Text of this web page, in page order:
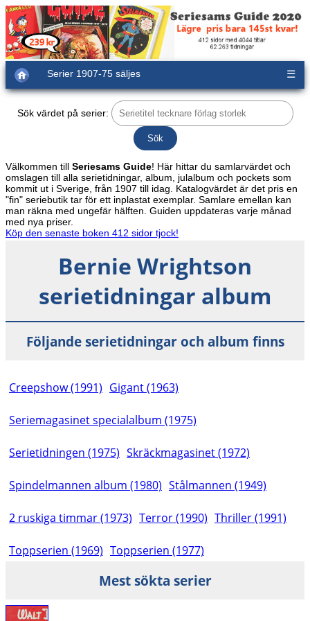
Serier 1907-75 säljes ☰
Sök värdet på serier:
Välkommen till Seriesams Guide! Här hittar du samlarvärdet och
omslagen till alla serietidningar, album, julalbum och pockets som
kommit ut i Sverige, från 1907 till idag. Katalogvärdet är det pris en
"fin" seriebutik tar för ett inplastat exemplar. Samlare emellan kan
man räkna med ungefär hälften. Guiden uppdateras varje månad
med nya priser.
Köp den senaste boken 412 sidor tjock!
Bernie Wrightson
serietidningar album
Följande serietidningar och album finns
Creepshow (1991) Gigant (1963)
Seriemagasinet specialalbum (1975)
Serietidningen (1975) Skräckmagasinet (1972)
Spindelmannen album (1980) Stålmannen (1949)
2 ruskiga timmar (1973) Terror (1990) Thriller (1991)
Toppserien (1969) Toppserien (1977)
Mest sökta serier